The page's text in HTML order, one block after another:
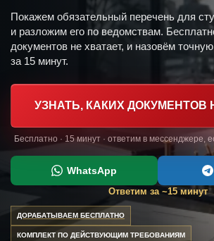
Покажем обязательный перечень для
и разложим его по ведомствам.
документов не хватает, и назовём
за 15 минут.
УЗНАТЬ, КАКИХ ДОКУМЕНТОВ
Бесплатно · 15 минут · ответим в мессенджере,
WhatsApp
Ответим за ~15 минут
ДОРАБАТЫВАЕМ БЕСПЛАТНО
КОМПЛЕКТ ПО ДЕЙСТВУЮЩИМ ТРЕБОВАНИЯМ